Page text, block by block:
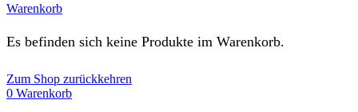
Warenkorb
Es befinden sich keine Produkte im Warenkorb.
Zum Shop zurückkehren
0 Warenkorb